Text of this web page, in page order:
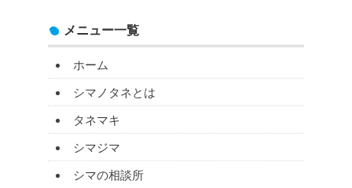
メニュー一覧
ホーム
シマノタネとは
タネマキ
シマジマ
シマの相談所